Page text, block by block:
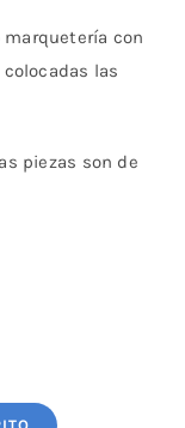
con
las
piezas son de